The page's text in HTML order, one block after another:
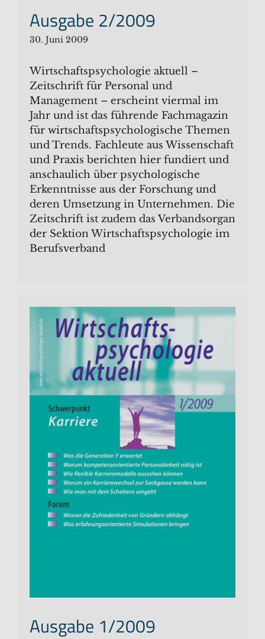
Ausgabe 2/2009
30. Juni 2009
Wirtschaftspsychologie aktuell –
Zeitschrift für Personal und
Management – erscheint viermal im
Jahr und ist das führende Fachmagazin
für wirtschaftspsychologische Themen
und Trends. Fachleute aus Wissenschaft
und Praxis berichten hier fundiert und
anschaulich über psychologische
Erkenntnisse aus der Forschung und
deren Umsetzung in Unternehmen. Die
Zeitschrift ist zudem das Verbandsorgan
der Sektion Wirtschaftspsychologie im
Berufsverband
Ausgabe 1/2009